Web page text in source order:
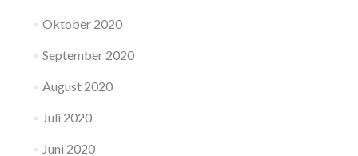
Oktober 2020
September 2020
August 2020
Juli 2020
Juni 2020